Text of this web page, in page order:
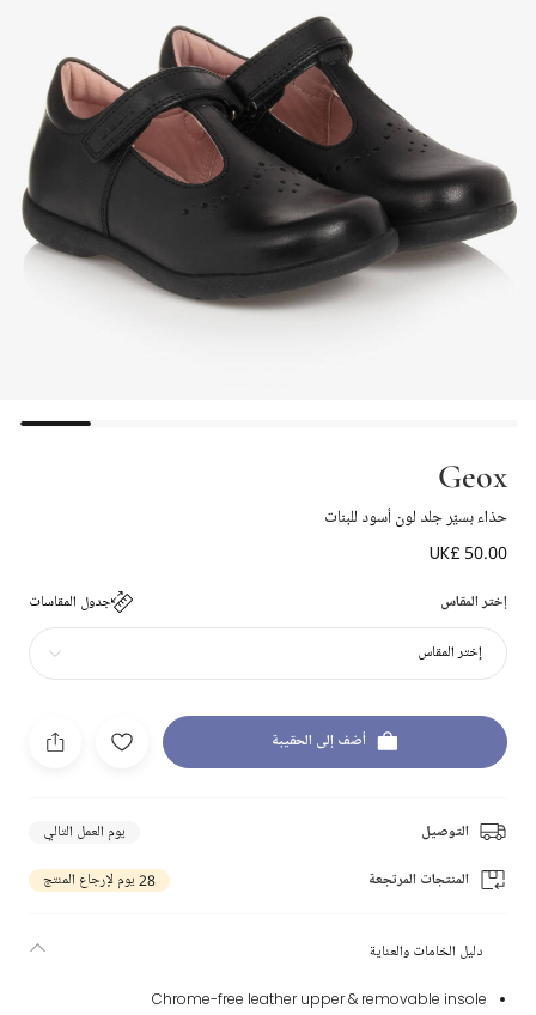
Geox
حذاء بسيّر جلد لون أسود للبنات
UK£ 50.00
إختر المقاس جدول المقاسات
إختر المقاس
أضف إلى الحقيبة
التوصيل يوم العمل التالي
المنتجات المرتجعة 28 يوم لإرجاع المنتج
دليل الخامات والعناية
Chrome-free leather upper & removable insole